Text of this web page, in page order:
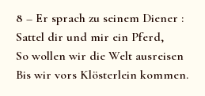
8 – Er sprach zu seinem Diener :
Sattel dir und mir ein Pferd,
So wollen wir die Welt ausreisen
Bis wir vors Klösterlein kommen.